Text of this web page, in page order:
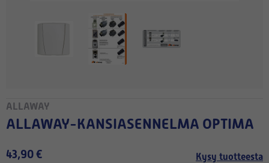
ALLAWAY
ALLAWAY-KANSIASENNELMA OPTIMA
43,90 € Kysy tuotteesta